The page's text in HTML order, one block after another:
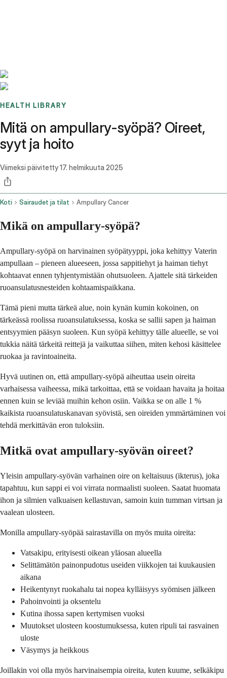
HEALTH LIBRARY
Mitä on ampullary-syöpä? Oireet,
syyt ja hoito
Viimeksi päivitetty17. helmikuuta 2025
Koti Sairaudet ja tilat Ampullary Cancer
Mikä on ampullary-syöpä?
Ampullary-syöpä on harvinainen syöpätyyppi, joka kehittyy Vaterin
ampullaan – pieneen alueeseen, jossa sappitiehyt ja haiman tiehyt
kohtaavat ennen tyhjentymistään ohutsuoleen. Ajattele sitä tärkeiden
ruoansulatusnesteiden kohtaamispaikkana.
Tämä pieni mutta tärkeä alue, noin kynän kumin kokoinen, on
tärkeässä roolissa ruoansulatuksessa, koska se sallii sapen ja haiman
entsyymien pääsyn suoleen. Kun syöpä kehittyy tälle alueelle, se voi
tukkia näitä tärkeitä reittejä ja vaikuttaa siihen, miten kehosi käsittelee
ruokaa ja ravintoaineita.
Hyvä uutinen on, että ampullary-syöpä aiheuttaa usein oireita
varhaisessa vaiheessa, mikä tarkoittaa, että se voidaan havaita ja hoitaa
ennen kuin se leviää muihin kehon osiin. Vaikka se on alle 1 %
kaikista ruoansulatuskanavan syövistä, sen oireiden ymmärtäminen voi
tehdä merkittävän eron tuloksiin.
Mitkä ovat ampullary-syövän oireet?
Yleisin ampullary-syövän varhainen oire on keltaisuus (ikterus), joka
tapahtuu, kun sappi ei voi virrata normaalisti suoleen. Saatat huomata
ihon ja silmien valkuaisen kellastuvan, samoin kuin tumman virtsan ja
vaalean ulosteen.
Monilla ampullary-syöpää sairastavilla on myös muita oireita:
Vatsakipu, erityisesti oikean yläosan alueella
Selittämätön painonpudotus useiden viikkojen tai kuukausien
aikana
Heikentynyt ruokahalu tai nopea kylläisyys syömisen jälkeen
Pahoinvointi ja oksentelu
Kutina ihossa sapen kertymisen vuoksi
Muutokset ulosteen koostumuksessa, kuten ripuli tai rasvainen
uloste
Väsymys ja heikkous
Joillakin voi olla myös harvinaisempia oireita, kuten kuume, selkäkipu